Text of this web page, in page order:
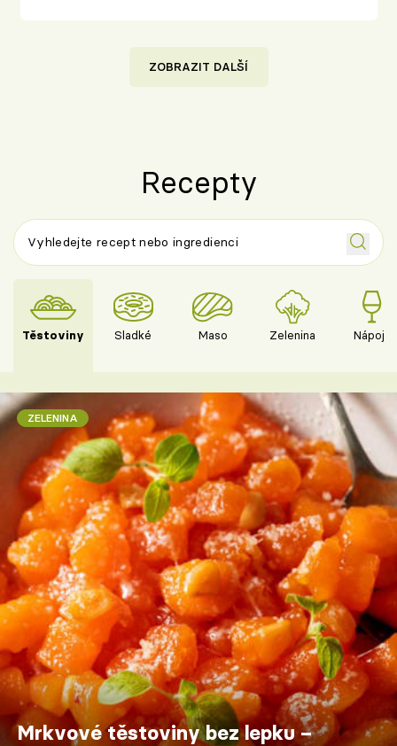
ZOBRAZIT DALŠÍ
Recepty
Těstoviny Sladké Maso Zelenina Nápoje
ZELENINA
Mrkvové těstoviny bez lepku –